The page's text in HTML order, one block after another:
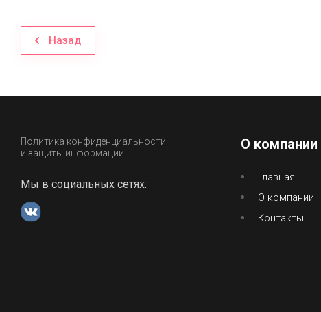
Назад
Политика конфиденциальности
и защиты информации
Мы в социальных сетях:
О компании
Главная
О компании
Контакты